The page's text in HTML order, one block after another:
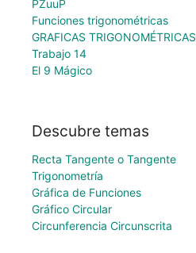
PZuuP
Funciones trigonométricas
GRAFICAS TRIGONOMÉTRICAS
Trabajo 14
El 9 Mágico
Descubre temas
Recta Tangente o Tangente
Trigonometría
Gráfica de Funciones
Gráfico Circular
Circunferencia Circunscrita